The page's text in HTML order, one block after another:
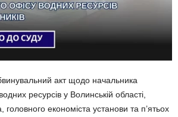
акт щодо начальника
ресурсів у Волинській області,
головного економіста установи та п’ятьох